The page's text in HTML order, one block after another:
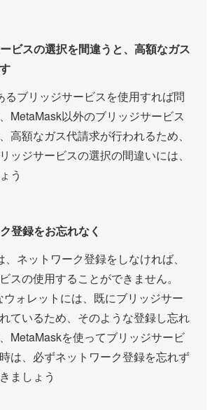
ビスの選択を間違うと、高額なガス
るブリッジサービスを使用すれば問
MetaMask以外のブリッジサービス
高額なガス代請求が行われるため、
ッジサービスの選択の間違いには、
う
登録をお忘れなく
ネットワーク登録をしなければ、
スの使用することができません。
ウォレットには、既にブリッジサー
ているため、そのような登録し忘れ
MetaMaskを使ってブリッジサービ
は、必ずネットワーク登録を忘れず
ましょう